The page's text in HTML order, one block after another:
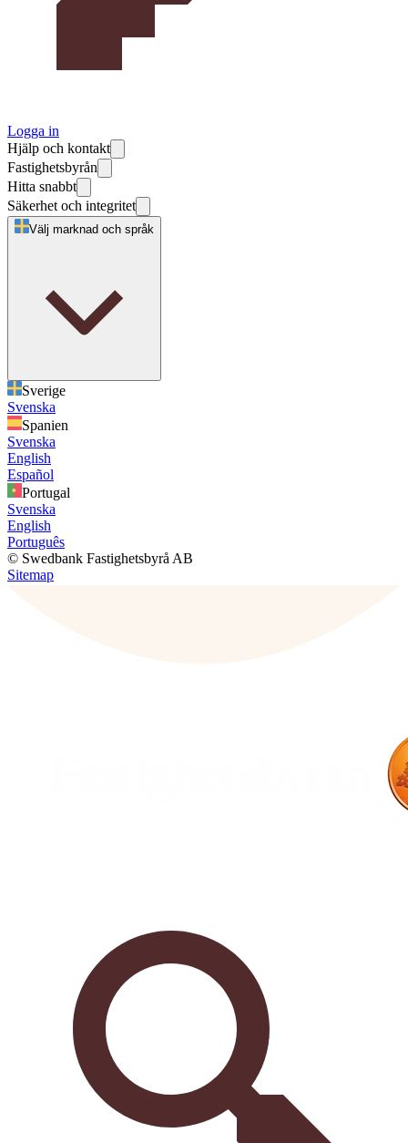
Logga in
Hjälp och kontakt
Fastighetsbyrån
Hitta snabbt
Säkerhet och integritet
Välj marknad och språk
Sverige
Svenska
Spanien
Svenska
English
Español
Portugal
Svenska
English
Português
© Swedbank Fastighetsbyrå AB
Sitemap